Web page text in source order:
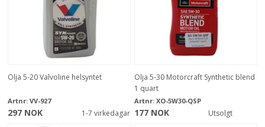
Olja 5-20 Valvoline helsyntet
Artnr: VV-927
297 NOK 1-7 virkedagar
Olja 5-30 Motorcraft Synthetic blend
1 quart
Artnr: XO-5W30-QSP
177 NOK Utsolgt